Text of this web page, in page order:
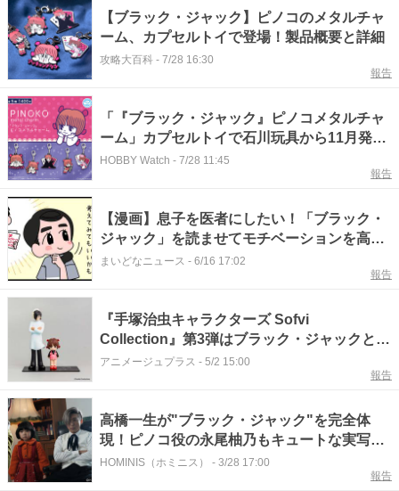
【ブラック・ジャック】ピノコのメタルチャ
ーム、カプセルトイで登場！製品概要と詳細
攻略大百科 - 7/28 16:30
報告
「『ブラック・ジャック』ピノコメタルチャ
ーム」カプセルトイで石川玩具から11月発
売。カニカン付きの全5種を展開
HOBBY Watch - 7/28 11:45
報告
【漫画】息子を医者にしたい！「ブラック・
ジャック」を読ませてモチベーションを高め
た母 しかしある一言で膝から転げ落ちて…
まいどなニュース - 6/16 17:02
報告
『手塚治虫キャラクターズ Sofvi
Collection』第3弾はブラック・ジャックとピ
ノコ
アニメージュプラス - 5/2 15:00
報告
高橋一生が"ブラック・ジャック"を完全体
現！ピノコ役の永尾柚乃もキュートな実写版
「ブラック・ジャック」
HOMINIS（ホミニス） - 3/28 17:00
報告